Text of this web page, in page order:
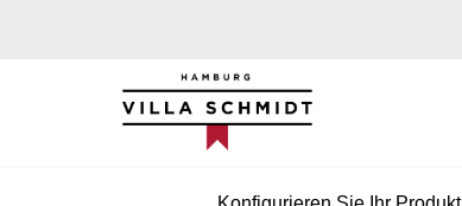
Villa Schmidt